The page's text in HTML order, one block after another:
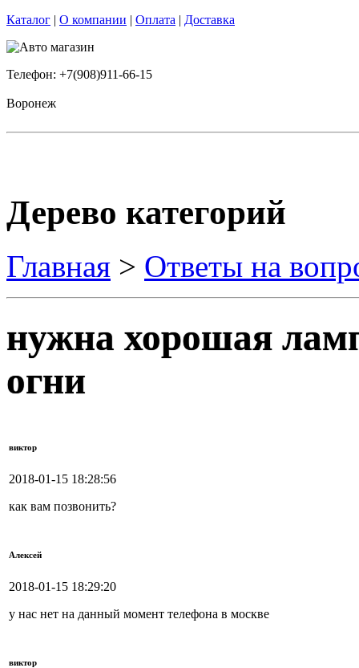
Каталог | О компании | Оплата | Доставка
Телефон: +7(908)911-66-15
Воронеж
Дерево категорий
Главная > Ответы на
нужна хорошая
огни
виктор
2018-01-15 18:28:56
как вам позвонить?
Алексей
2018-01-15 18:29:20
у нас нет на данный момент телефона в москве
виктор